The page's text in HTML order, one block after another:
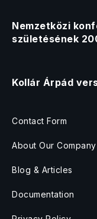
Nemzetközi
születésének
Kollár Árpád
Contact Form
About Our Company
Blog & Articles
Documentation